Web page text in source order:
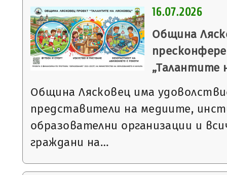
16.07.2026
Община
„Талантите
Община Лясковец има
представители на медиите,
образователни организации и
граждани на…